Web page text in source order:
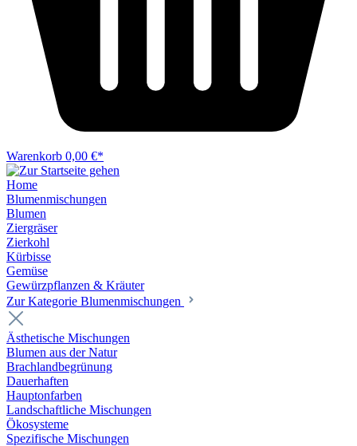
Warenkorb 0,00 €*
Home
Blumenmischungen
Blumen
Ziergräser
Zierkohl
Kürbisse
Gemüse
Gewürzpflanzen & Kräuter
Zur Kategorie Blumenmischungen
Ästhetische Mischungen
Blumen aus der Natur
Brachlandbegrünung
Dauerhaften
Hauptonfarben
Landschaftliche Mischungen
Ökosysteme
Spezifische Mischungen